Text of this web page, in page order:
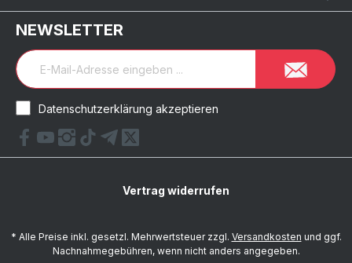
NEWSLETTER
Datenschutzerklärung akzeptieren
Vertrag widerrufen
* Alle Preise inkl. gesetzl. Mehrwertsteuer zzgl. Versandkosten und ggf.
Nachnahmegebühren, wenn nicht anders angegeben.